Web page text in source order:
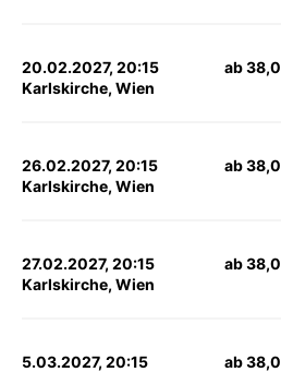
20.02.2027, 20:15
Karlskirche, Wien
ab
26.02.2027, 20:15
Karlskirche, Wien
ab
27.02.2027, 20:15
Karlskirche, Wien
ab
5.03.2027, 20:15
ab